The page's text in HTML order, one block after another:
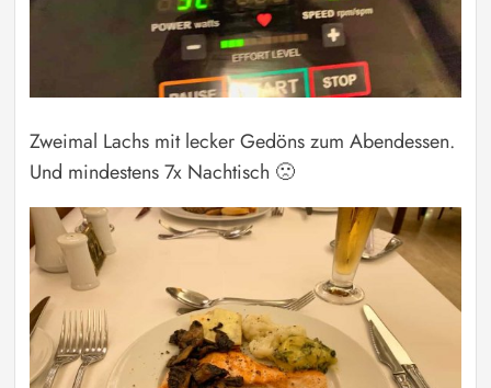
Zweimal Lachs mit lecker Gedöns zum Abendessen.
Und mindestens 7x Nachtisch 🙁